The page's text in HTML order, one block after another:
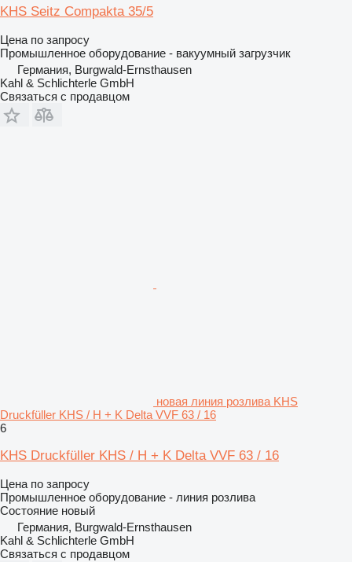
KHS Seitz Compakta 35/5
Цена по запросу
Промышленное оборудование - вакуумный загрузчик
Германия, Burgwald-Ernsthausen
Kahl & Schlichterle GmbH
Связаться с продавцом
новая линия розлива KHS
Druckfüller KHS / H + K Delta VVF 63 / 16
6
KHS Druckfüller KHS / H + K Delta VVF 63 / 16
Цена по запросу
Промышленное оборудование - линия розлива
Состояние новый
Германия, Burgwald-Ernsthausen
Kahl & Schlichterle GmbH
Связаться с продавцом